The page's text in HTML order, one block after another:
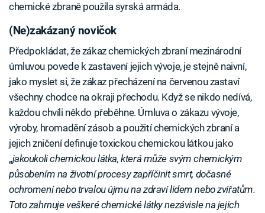
chemické zbraně použila syrská armáda.
(Ne)zakázaný novičok
Předpokládat, že zákaz chemických zbraní mezinárodní
úmluvou povede k zastavení jejich vývoje, je stejně naivní,
jako myslet si, že zákaz přecházení na červenou zastaví
všechny chodce na okraji přechodu. Když se nikdo nedívá,
každou chvíli někdo přeběhne. Úmluva o zákazu vývoje,
výroby, hromadění zásob a použití chemických zbraní a
jejich zničení definuje toxickou chemickou látkou jako
„jakoukoli chemickou látka, která může svým chemickým
působením na životní procesy zapříčinit smrt, dočasné
ochromení nebo trvalou újmu na zdraví lidem nebo zvířatům.
Toto zahrnuje veškeré chemické látky nezávisle na jejich